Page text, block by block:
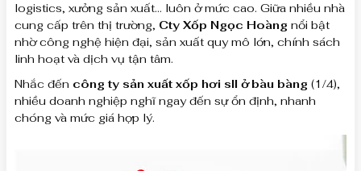
logistics, xưởng sản xuất… luôn ở mức cao. Giữa nhiều nhà
cung cấp trên thị trường, Cty Xốp Ngọc Hoàng nổi bật
nhờ công nghệ hiện đại, sản xuất quy mô lớn, chính sách
linh hoạt và dịch vụ tận tâm.
Nhắc đến công ty sản xuất xốp hơi sll ở bàu bàng (1/4),
nhiều doanh nghiệp nghĩ ngay đến sự ổn định, nhanh
chóng và mức giá hợp lý.